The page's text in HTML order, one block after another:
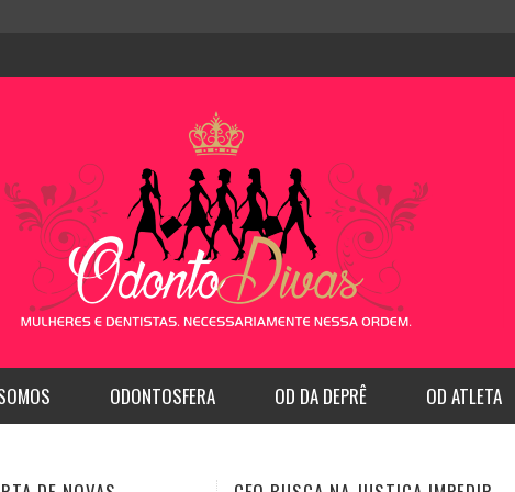
ODONTOSFERA OD DA DEPRÊ OD ATLETA